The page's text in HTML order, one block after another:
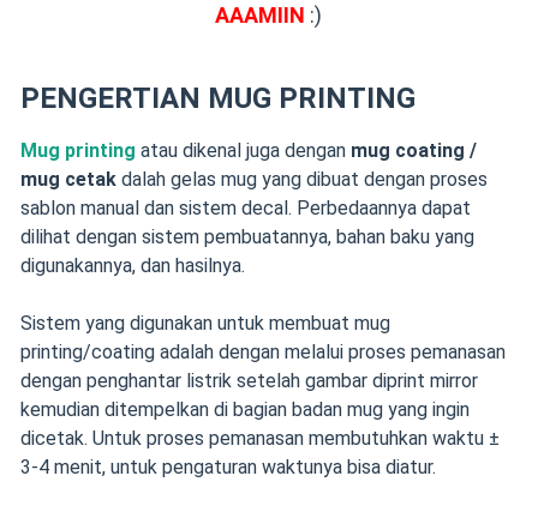
AAAMIIN :)
PENGERTIAN MUG PRINTING
Mug printing atau dikenal juga dengan mug coating /
mug cetakdalah gelas mug yang dibuat dengan proses
sablon manual dan sistem decal. Perbedaannya dapat
dilihat dengan sistem pembuatannya, bahan baku yang
digunakannya, dan hasilnya.
Sistem yang digunakan untuk membuat mug
printing/coating adalah dengan melalui proses pemanasan
dengan penghantar listrik setelah gambar diprint mirror
kemudian ditempelkan di bagian badan mug yang ingin
dicetak. Untuk proses pemanasan membutuhkan waktu ±
3-4 menit, untuk pengaturan waktunya bisa diatur.